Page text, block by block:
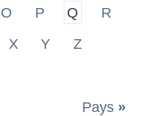
O P Q
R
X Y Z
Pays »